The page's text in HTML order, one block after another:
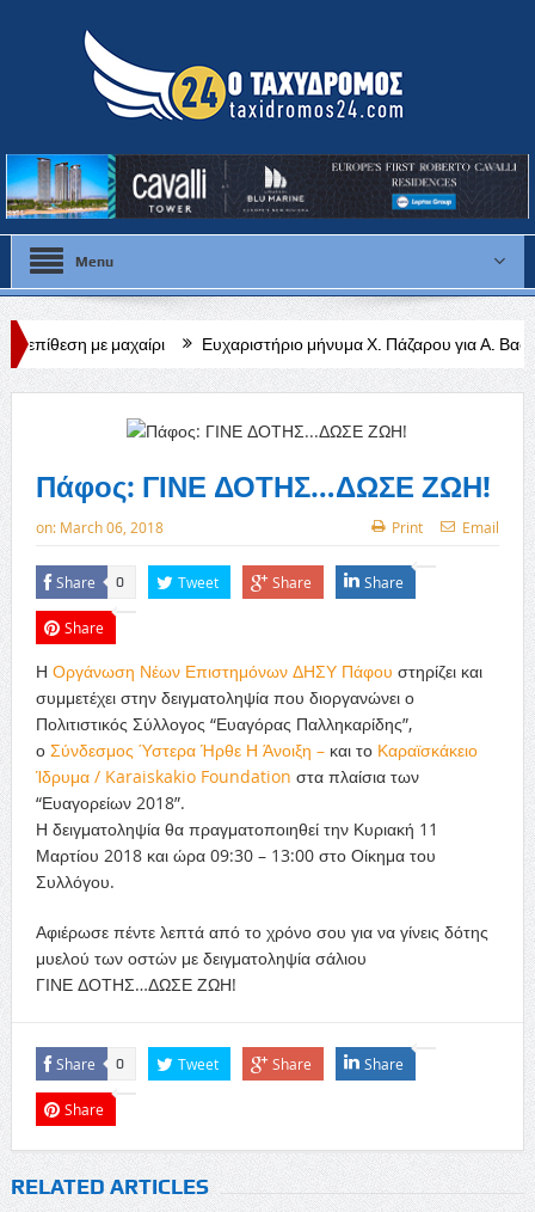
Menu
Ευχαριστήριο μήνυμα Χ. Πάζαρου για Α. Βαφεάδη
Πάφος: ΓΙΝΕ ΔΟΤΗΣ…ΔΩΣΕ ΖΩΗ!
on: March 06, 2018 Print Email
Share 0 Tweet Share Share
Share
Η Οργάνωση Νέων Επιστημόνων ΔΗΣΥ Πάφου στηρίζει και
συμμετέχει στην δειγματοληψία που διοργανώνει ο
Πολιτιστικός Σύλλογος “Ευαγόρας Παλληκαρίδης”,
ο Σύνδεσμος Ύστερα Ήρθε Η Άνοιξη –και το Καραϊσκάκειο
Ίδρυμα / Karaiskakio Foundation στα πλαίσια των
“Ευαγορείων 2018”.
Η δειγματοληψία θα πραγματοποιηθεί την Κυριακή 11
Μαρτίου 2018 και ώρα 09:30 – 13:00 στο Οίκημα του
Συλλόγου.
Αφιέρωσε πέντε λεπτά από το χρόνο σου για να γίνεις δότης
μυελού των οστών με δειγματοληψία σάλιου
ΓΙΝΕ ΔΟΤΗΣ…ΔΩΣΕ ΖΩΗ!
Share 0 Tweet Share Share
Share
RELATED ARTICLES